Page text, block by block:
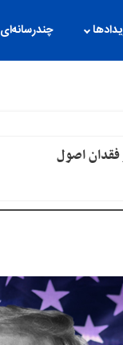
چندرسانه‌ای
اصول